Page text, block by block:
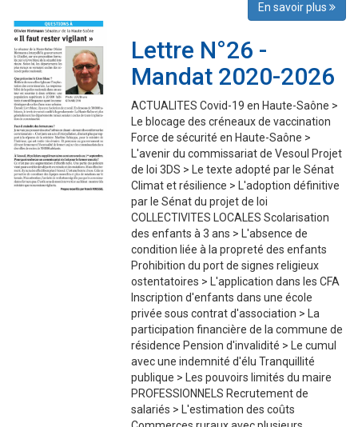
En savoir plus
Lettre N°26 -
Mandat 2020-2026
ACTUALITES Covid-19 en Haute-Saône >
Le blocage des créneaux de vaccination
Force de sécurité en Haute-Saône >
L'avenir du commissariat de Vesoul Projet
de loi 3DS > Le texte adopté par le Sénat
Climat et résilience > L'adoption définitive
par le Sénat du projet de loi
COLLECTIVITES LOCALES Scolarisation
des enfants à 3 ans > L'absence de
condition liée à la propreté des enfants
Prohibition du port de signes religieux
ostentatoires > L'application dans les CFA
Inscription d'enfants dans une école
privée sous contrat d'association > La
participation financière de la commune de
résidence Pension d'invalidité > Le cumul
avec une indemnité d'élu Tranquillité
publique > Les pouvoirs limités du maire
PROFESSIONNELS Recrutement de
salariés > L'estimation des coûts